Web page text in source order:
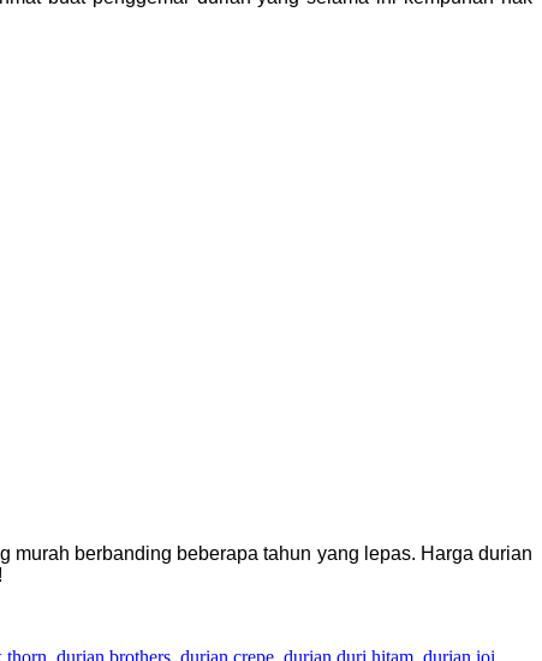
berbanding beberapa tahun yang lepas. Harga durian